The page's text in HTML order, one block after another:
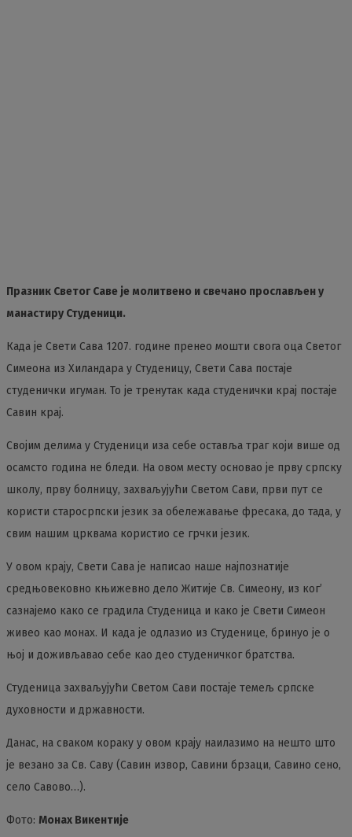
Празник Светог Саве је молитвено и свечано прослављен у
манастиру Студеници.
Када је Свети Сава 1207. године пренео мошти свога оца Светог
Симеона из Хиландара у Студеницу, Свети Сава постаје
студенички игуман. То је тренутак када студенички крај постаје
Савин крај.
Својим делима у Студеници иза себе оставља траг који више од
осамсто година не бледи. На овом месту основао је прву српску
школу, прву болницу, захваљујући Светом Сави, први пут се
користи старосрпски језик за обележавање фресака, до тада, у
свим нашим црквама користио се грчки језик.
У овом крају, Свети Сава је написао наше најпознатије
средњовековно књижевно дело Житије Св. Симеону, из ког’
сазнајемо како се градила Студеница и како је Свети Симеон
живео као монах. И када је одлазио из Студенице, бринуо је о
њој и доживљавао себе као део студеничког братства.
Студеница захваљујући Светом Сави постаје темељ српске
духовности и државности.
Данас, на сваком кораку у овом крају наилазимо на нешто што
је везано за Св. Саву (Савин извор, Савини брзаци, Савино сено,
село Савово…).
Фото: Монах Викентије